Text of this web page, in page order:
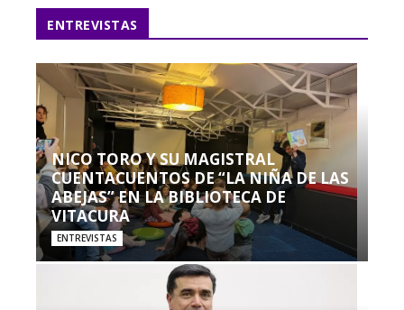
ENTREVISTAS
NICO TORO Y SU MAGISTRAL
CUENTACUENTOS DE “LA NIÑA DE LAS
ABEJAS” EN LA BIBLIOTECA DE
VITACURA
ENTREVISTAS